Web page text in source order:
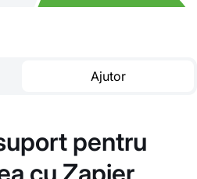
Ajutor
pentru